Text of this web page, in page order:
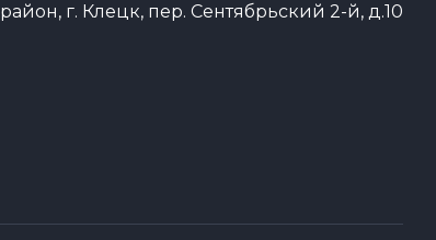
район, г. Клецк, пер. Сентябрьский 2-й, д.10